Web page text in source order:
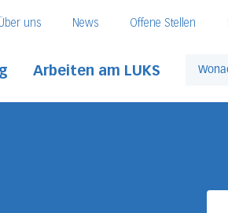
uns News Offene Stellen
Arbeiten am LUKS